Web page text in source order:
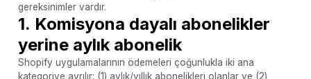
gereksinimler vardır.
1. Komisyona dayalı abonelikler
yerine aylık abonelik
Shopify uygulamalarının ödemeleri çoğunlukla iki ana
kategoriye ayrılır: (1) aylık/yıllık abonelikleri olanlar ve (2)